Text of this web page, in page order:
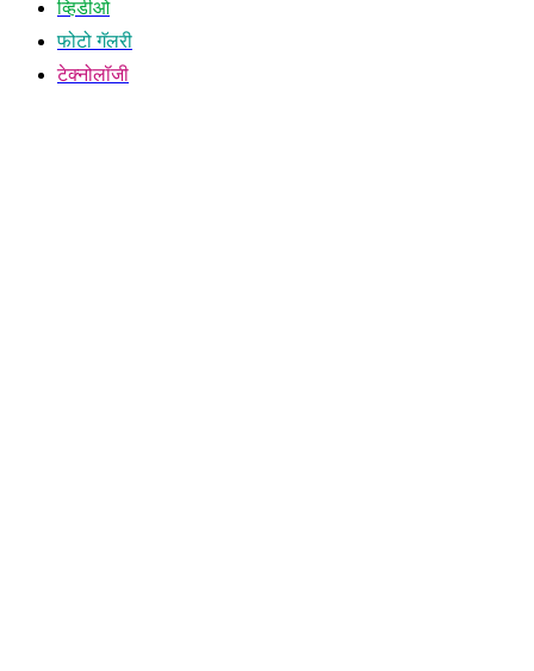
व्हिडीओ
फोटो गॅलरी
टेक्नोलॉजी